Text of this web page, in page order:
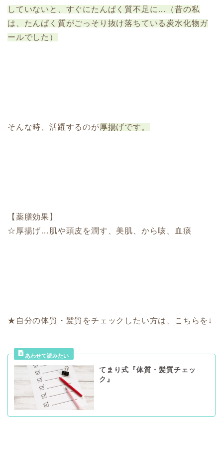
していないと、すぐにたんぱく質不足に…（昔の私
は、たんぱく質がごっそり抜け落ちている炭水化物ガ
ールでした）
そんな時、活躍するのが厚揚げです。
【薬膳効果】
☆厚揚げ…肌や頭皮を潤す、美肌、から咳、血痰
★自分の体質・髪質をチェックしたい方は、こちらを↓
てまり式『体質・髪質チェッ
ク』